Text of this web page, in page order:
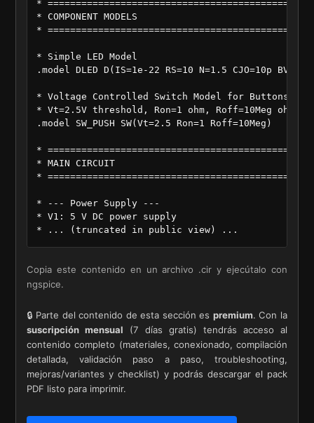
*
* COMPONENT MODELS
*
* Simple LED Model
.model DLED D(IS=1e-22 RS=10 N=1.5 CJO=10p BV=5
* Voltage Controlled Switch Model for Buttons
* Vt=2.5V threshold, Ron=1 ohm, Roff=10Meg ohm
.model SW_PUSH SW(Vt=2.5 Ron=1 Roff=10Meg)
*
* MAIN CIRCUIT
*
* --- Power Supply ---
* V1: 5 V DC power supply
* ... (truncated in public view) ...
Copia este contenido en un archivo .cir y ejecútalo con
ngspice.
🔒 Parte del contenido de esta sección es premium. Con la
suscripción mensual (7 días gratis) tendrás acceso al
contenido completo (materiales, conexionado, compilación
detallada, validación paso a paso, troubleshooting,
mejoras/variantes y checklist) y podrás descargar el pack
PDF listo para imprimir.